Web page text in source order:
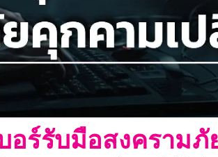
อร์รับมือสงคราม